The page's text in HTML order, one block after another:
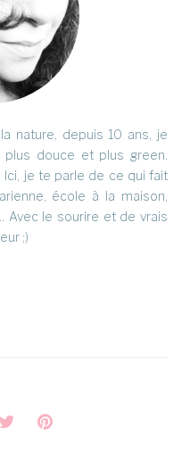
nature, depuis 10 ans, je
douce et plus green.
je te parle de ce qui fait
école à la maison,
Avec le sourire et de vrais
;)